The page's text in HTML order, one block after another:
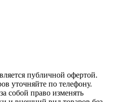
публичной офертой.
уточняйте по телефону.
собой право изменять